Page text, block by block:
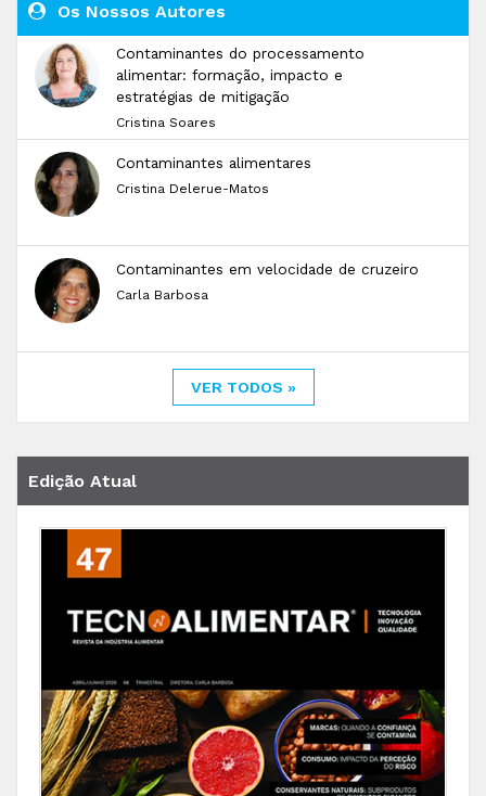
Os Nossos Autores
Contaminantes do processamento
alimentar: formação, impacto e
estratégias de mitigação
Cristina Soares
Contaminantes alimentares
Cristina Delerue-Matos
Contaminantes em velocidade de cruzeiro
Carla Barbosa
VER TODOS »
Edição Atual